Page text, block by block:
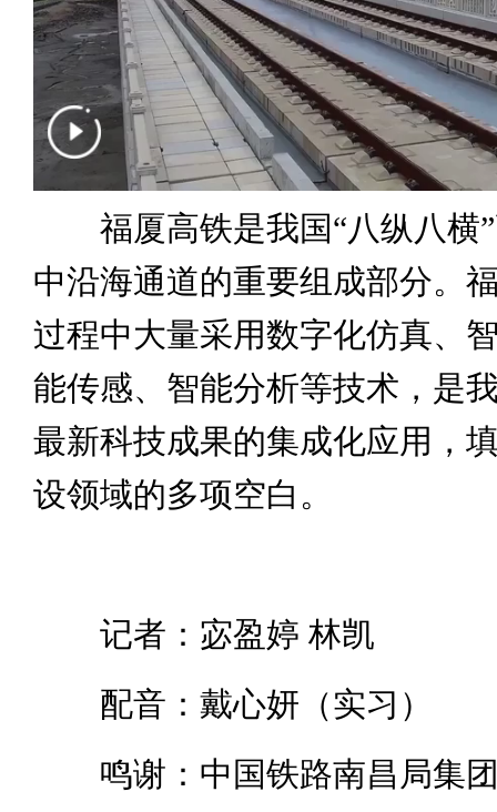
福厦高铁是我国“八纵八横”
中沿海通道的重要组成部分。
过程中大量采用数字化仿真、
能传感、智能分析等技术，是
最新科技成果的集成化应用，
设领域的多项空白。
记者：宓盈婷 林凯
配音：戴心妍（实习）
鸣谢：中国铁路南昌局集团